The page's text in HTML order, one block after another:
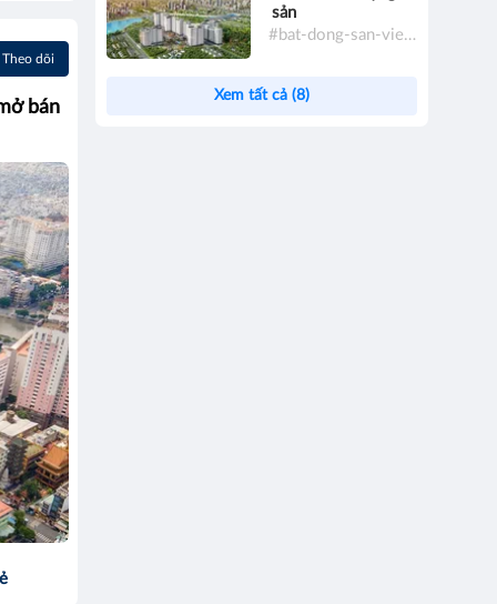
Theo dõi
bán
sản
#bat-dong-san-viet-nam
Xem tất cả (8)